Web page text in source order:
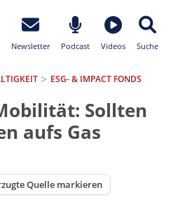
Newsletter Podcast Videos Suche
ESG- & IMPACT FONDS
Sollten
aufs Gas
Quelle markieren